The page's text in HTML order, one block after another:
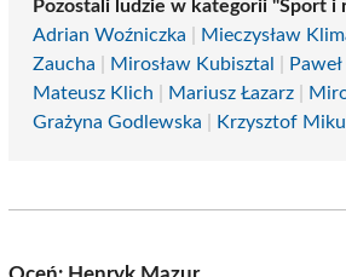
Pozostali ludzie w kategorii "Sport i
Adrian Woźniczka
Mieczysław
Zaucha
Mirosław Kubisztal Paweł
Mateusz Klich
Mariusz Łazarz
Grażyna Godlewska
Krzysztof